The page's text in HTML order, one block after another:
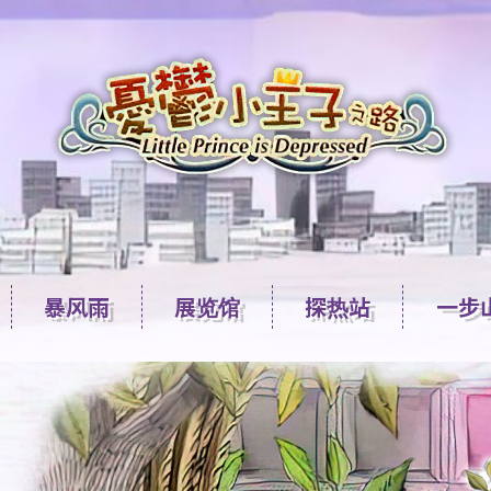
暴风雨 展览馆 探热站 一步